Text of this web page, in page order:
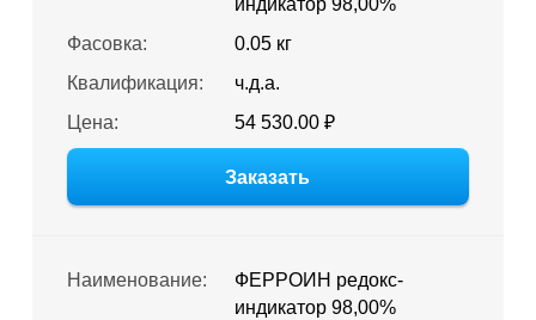
индикатор 98,00%
Фасовка:
0.05 кг
Квалификация:
ч.д.а.
Цена:
54 530.00 ₽
Заказать
Наименование:
ФЕРРОИН редокс-
индикатор 98,00%